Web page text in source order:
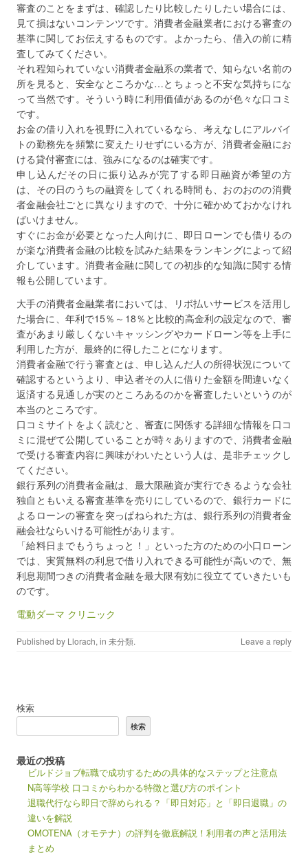
審査のことをまずは、確認したり比較したりしたい場合には、
見て損はないコンテンツです。消費者金融業者における審査の
基準に関してお伝えするものです。よかったら、借入の前に精
査してみてください。
それ程知られていない消費者金融系の業者で、知らない名前の
所を見ると、安全なところかな…とちょっと不安な気持ちにな
って当然です。そういう時に利用価値があるのが色々な口コミ
です。
お金の借り入れを視野に入れているなら、考えなしにアルバイ
トの勤務先を頻繁に変えたりせずにいる方が、消費者金融にお
ける貸付審査には、強みになるのは確実です。
申し込んだその日に振り込みが完了する即日融資が希望の方
は、その日のうちの融資をしてくれる時間も、おのおのの消費
者金融会社ごとに異なりますので、十分に確かめておかなけれ
ばいけません。
すぐにお金が必要となった人向けに、即日ローンでも借りるの
が楽な消費者金融の比較を試みた結果をランキングによって紹
介しています。消費者金融に関しての初歩的な知識に関する情
報も公開しています。
大手の消費者金融業者においては、リボ払いサービスを活用し
た場合に、年利で15％～18％と比較的高金利の設定なので、審
査があまり厳しくないキャッシングやカードローン等を上手に
利用した方が、最終的に得したことになります。
消費者金融で行う審査とは、申し込んだ人の所得状況について
確認するというより、申込者その人に借りた金額を間違いなく
返済する見通しが実のところあるのかを審査したいというのが
本当のところです。
口コミサイトをよく読むと、審査に関係する詳細な情報を口コ
ミに混ぜて公開していることが時々ありますので、消費者金融
で受ける審査内容に興味がわいたという人は、是非チェックし
てください。
銀行系列の消費者金融は、最大限融資が実行できるような会社
独自ともいえる審査基準を売りにしているので、銀行カードに
よるローンの審査を突っぱねられた方は、銀行系列の消費者金
融会社ならいける可能性があります。
「給料日までもうちょっと！」といった方のための小口ローン
では、実質無料の利息で借り入れできる可能性が高いので、無
利息期間つきの消費者金融を最大限有効に役立てていきたいも
のです。
電動ダーマ クリニック
Published by Llorach, in 未分類. Leave a reply
検索
検索
最近の投稿
ビルドジョブ転職で成功するための具体的なステップと注意点
N高等学校 口コミからわかる特徴と選び方のポイント
退職代行なら即日で辞められる？「即日対応」と「即日退職」の
違いを解説
OMOTENA（オモテナ）の評判を徹底解説！利用者の声と活用法
まとめ